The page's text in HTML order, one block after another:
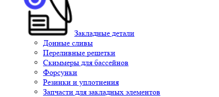
Закладные детали
Донные сливы
Переливные решетки
Скиммеры для бассейнов
Форсунки
Резинки и уплотнения
Запчасти для закладных элементов